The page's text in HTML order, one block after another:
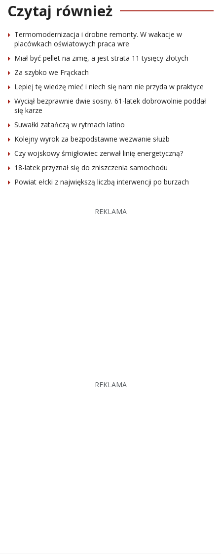
Czytaj również
Termomodernizacja i drobne remonty. W wakacje w
placówkach oświatowych praca wre
Miał być pellet na zimę, a jest strata 11 tysięcy złotych
Za szybko we Frąckach
Lepiej tę wiedzę mieć i niech się nam nie przyda w praktyce
Wyciął bezprawnie dwie sosny. 61-latek dobrowolnie poddał
się karze
Suwałki zatańczą w rytmach latino
Kolejny wyrok za bezpodstawne wezwanie służb
Czy wojskowy śmigłowiec zerwał linię energetyczną?
18-latek przyznał się do zniszczenia samochodu
Powiat ełcki z największą liczbą interwencji po burzach
REKLAMA
REKLAMA